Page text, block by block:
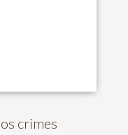
crimes